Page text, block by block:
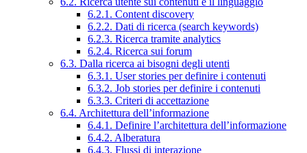
6.2.1. Content discovery
6.2.2. Dati di ricerca (search keywords)
6.2.3. Ricerca tramite analytics
6.2.4. Ricerca sui forum
6.3. Dalla ricerca ai bisogni degli utenti
6.3.1. User stories per definire i contenuti
6.3.2. Job stories per definire i contenuti
6.3.3. Criteri di accettazione
6.4. Architettura dell’informazione
6.4.1. Definire l’architettura dell’informazione
6.4.2. Alberatura
6.4.3. Flussi di interazione